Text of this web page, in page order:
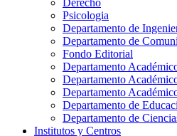
Derecho
Psicologia
Departamento de
Departamento de
Fondo Editorial
Departamento
Departamento
Departamento
Departamento de
Departamento de
Institutos y Centros